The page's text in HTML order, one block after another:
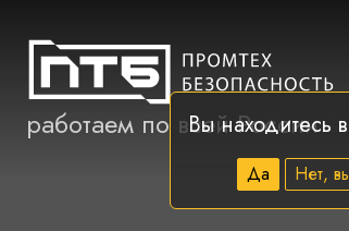
работаем по всей России
Вы находитесь
Да Нет,